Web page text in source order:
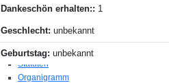
RouteGadget
Grundlagen
Strategie
Statuten
Organigramm
Dankeschön erhalten:: 1
Geschlecht: unbekannt
Geburtstag: unbekannt